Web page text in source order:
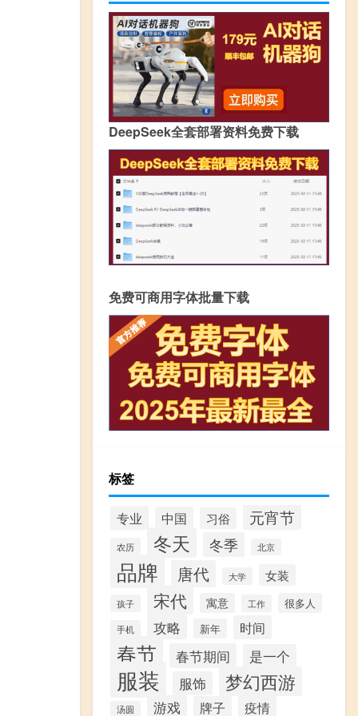
DeepSeek全套部署资料免费下载
免费可商用字体批量下载
标签
专业 中国 习俗 元宵节
农历 冬天 冬季 北京
品牌 唐代 大学 女装
孩子 宋代 寓意 工作 很多人
手机 攻略 新年 时间
春节 春节期间 是一个
服装 服饰 梦幻西游
汤圆 游戏 牌子 疫情